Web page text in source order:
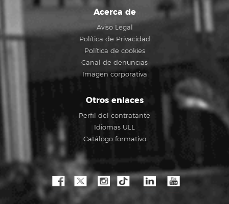
Acerca de
Aviso Legal
Política de Privacidad
Política de cookies
Canal de denuncias
Imagen corporativa
Otros enlaces
Perfil del contratante
Idiomas ULL
Catálogo formativo